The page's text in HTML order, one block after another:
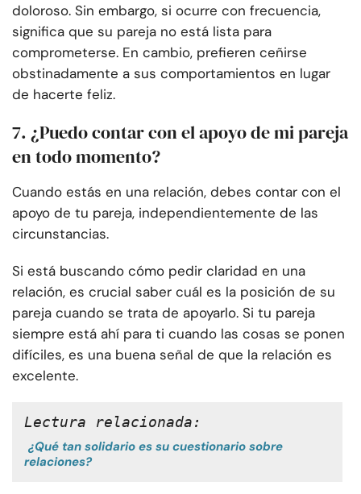
doloroso. Sin embargo, si ocurre con frecuencia,
significa que su pareja no está lista para
comprometerse. En cambio, prefieren ceñirse
obstinadamente a sus comportamientos en lugar
de hacerte feliz.
7. ¿Puedo contar con el apoyo de mi pareja
en todo momento?
Cuando estás en una relación, debes contar con el
apoyo de tu pareja, independientemente de las
circunstancias.
Si está buscando cómo pedir claridad en una
relación, es crucial saber cuál es la posición de su
pareja cuando se trata de apoyarlo. Si tu pareja
siempre está ahí para ti cuando las cosas se ponen
difíciles, es una buena señal de que la relación es
excelente.
Lectura relacionada:
¿Qué tan solidario es su cuestionario sobre
relaciones?